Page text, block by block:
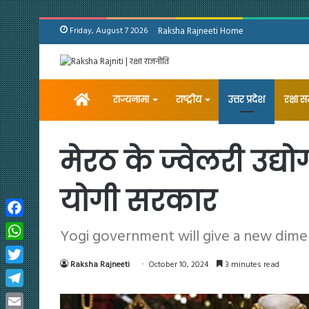
Friday, August 7 2026 Raksha Rajneeti Home
Homeराज्यनामा राष्ट्रीय उत्तर प्रदेश रक्षा
मेरठ के ज्वेलरी
योगी सरकार
Yogi government will give a new
Raksha Rajneeti October 10, 2024 3 minutes read
Facebook
WhatsApp
Twitter
Telegram